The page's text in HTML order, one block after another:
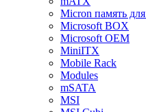
Micron память
Microsoft BOX
Microsoft OEM
MiniITX
Mobile Rack
Modules
mSATA
MSI